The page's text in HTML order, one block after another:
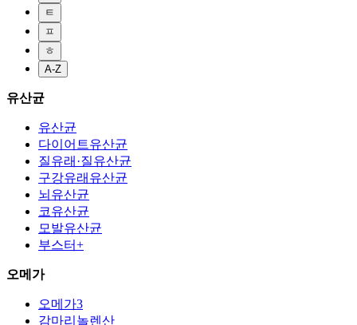
ㅌ
ㅍ
ㅎ
A-Z
유산균
유산균
다이어트유산균
질유래·질유산균
구강유래유산균
뇌유산균
코유산균
모발유산균
부스터+
오메가
오메가3
감마리놀렌산